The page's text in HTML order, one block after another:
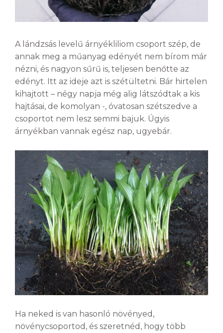
A lándzsás levelű árnyékliliom csoport szép, de
annak meg a műanyag edényét nem bírom már
nézni, és nagyon sűrű is, teljesen benőtte az
edényt. Itt az ideje azt is szétültetni. Bár hirtelen
kihajtott – négy napja még alig látszódtak a kis
hajtásai, de komolyan -, óvatosan szétszedve a
csoportot nem lesz semmi bajuk. Úgyis
árnyékban vannak egész nap, ugyebár.
Ha neked is van hasonló növényed,
növénycsoportod, és szeretnéd, hogy több